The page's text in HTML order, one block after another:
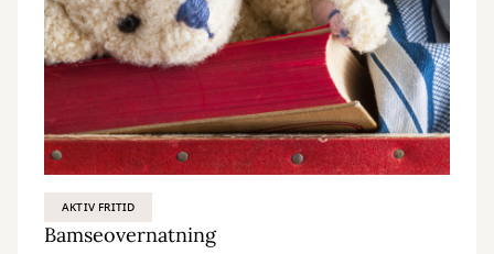
AKTIV FRITID
Bamseovernatning